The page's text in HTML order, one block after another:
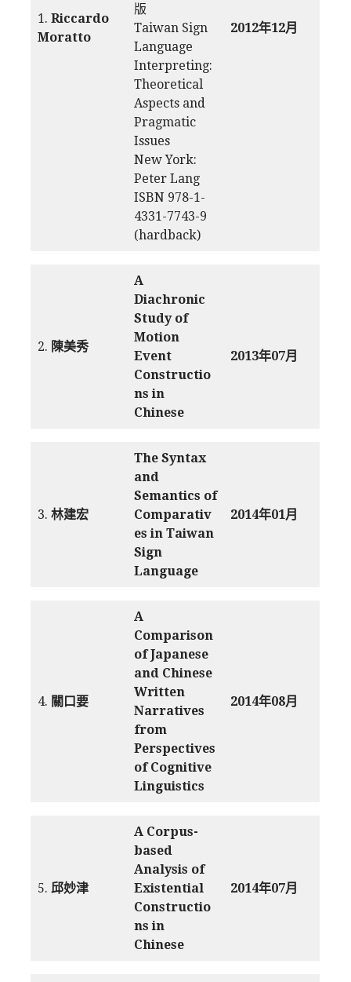
1. Riccardo
Moratto
版
Taiwan Sign
Language
Interpreting:
Theoretical
Aspects and
Pragmatic
Issues
New York:
Peter Lang
ISBN 978-1-
4331-7743-9
(hardback)
2012年12月
2. 陳美秀
A
Diachronic
Study of
Motion
Event
Constructio
ns in
Chinese
2013年07月
3. 林建宏
The Syntax
and
Semantics of
Comparativ
es in Taiwan
Sign
Language
2014年01月
4. 關口要
A
Comparison
of Japanese
and Chinese
Written
Narratives
from
Perspectives
of Cognitive
Linguistics
2014年08月
5. 邱妙津
A Corpus-
based
Analysis of
Existential
Constructio
ns in
Chinese
2014年07月